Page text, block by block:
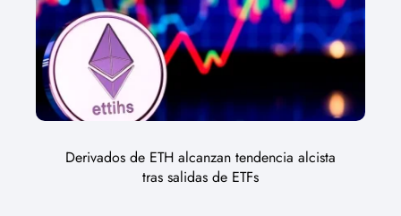
Derivados de ETH alcanzan tendencia alcista
tras salidas de ETFs